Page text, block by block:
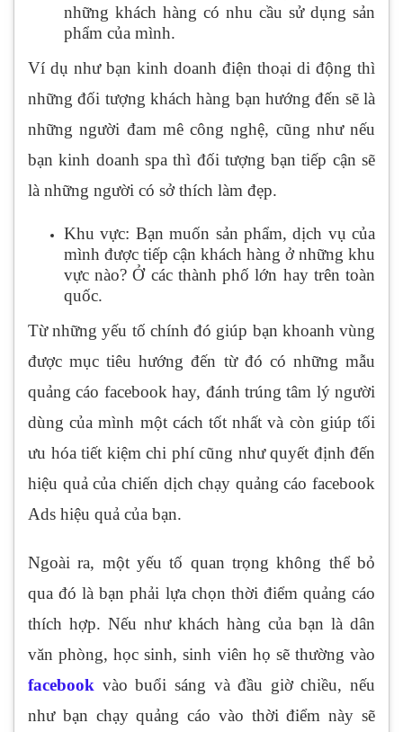
những khách hàng có nhu cầu sử dụng sản
phẩm của mình.
Ví dụ như bạn kinh doanh điện thoại di động thì
những đối tượng khách hàng bạn hướng đến sẽ là
những người đam mê công nghệ, cũng như nếu
bạn kinh doanh spa thì đối tượng bạn tiếp cận sẽ
là những người có sở thích làm đẹp.
Khu vực: Bạn muốn sản phẩm, dịch vụ của
mình được tiếp cận khách hàng ở những khu
vực nào? Ở các thành phố lớn hay trên toàn
quốc.
Từ những yếu tố chính đó giúp bạn khoanh vùng
được mục tiêu hướng đến từ đó có những mẫu
quảng cáo facebook hay, đánh trúng tâm lý người
dùng của mình một cách tốt nhất và còn giúp tối
ưu hóa tiết kiệm chi phí cũng như quyết định đến
hiệu quả của chiến dịch chạy quảng cáo facebook
Ads hiệu quả của bạn.
Ngoài ra, một yếu tố quan trọng không thể bỏ
qua đó là bạn phải lựa chọn thời điểm quảng cáo
thích hợp. Nếu như khách hàng của bạn là dân
văn phòng, học sinh, sinh viên họ sẽ thường vào
facebook vào buổi sáng và đầu giờ chiều, nếu
như bạn chạy quảng cáo vào thời điểm này sẽ